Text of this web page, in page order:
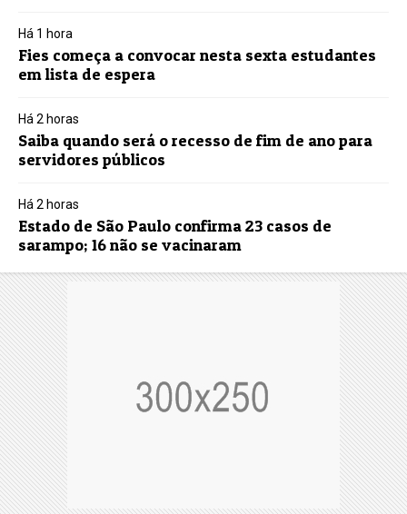
Há 1 hora
Fies começa a convocar nesta sexta estudantes
em lista de espera
Há 2 horas
Saiba quando será o recesso de fim de ano para
servidores públicos
Há 2 horas
Estado de São Paulo confirma 23 casos de
sarampo; 16 não se vacinaram